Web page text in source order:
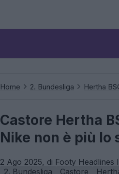
Home 2. Bundesliga Hertha
Castore Hertha
Nike non è più lo
2 Ago 2025, di Footy Headlines
2. Bundesliga
Castore